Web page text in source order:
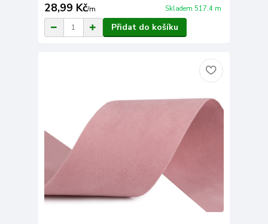
28,99 Kč/m Skladem 517.4 m
Přidat do košíku